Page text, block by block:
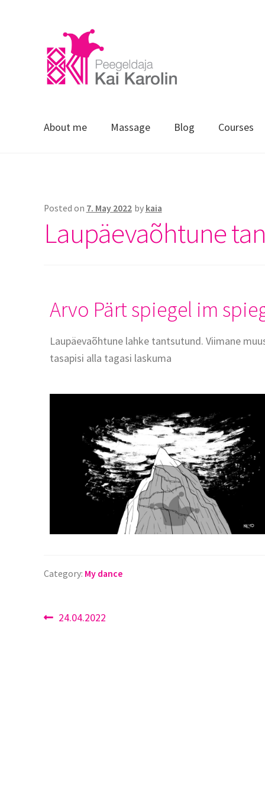
About me Massage Blog Courses
Posted on 7. May 2022 by kaia
Laupäevaõhtune
Arvo Pärt spiegel im
Laupäevaõhtune lahke tantsutund. Viimane
tasapisi alla tagasi laskuma
Category: My dance
24.04.2022